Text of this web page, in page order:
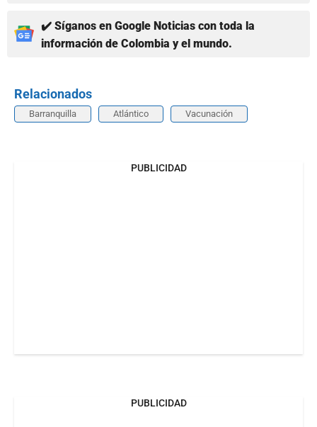
✔️ Síganos en Google Noticias con toda la
información de Colombia y el mundo.
Relacionados
Barranquilla Atlántico Vacunación
PUBLICIDAD
PUBLICIDAD